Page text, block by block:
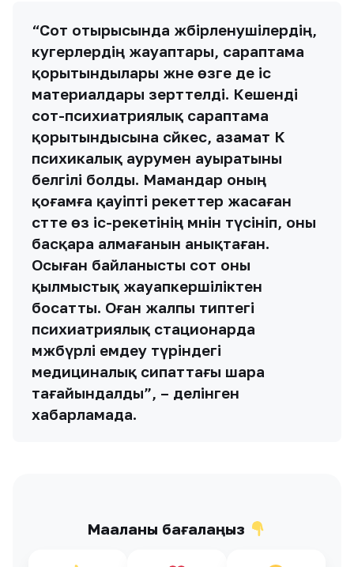
“Сот отырысында жәбірленушілердің,
куәгерлердің жауаптары, сараптама
қорытындылары және өзге де іс
материалдары зерттелді. Кешенді
сот-психиатриялық сараптама
қорытындысына сәйкес, азамат К
психикалық аурумен ауыратыны
белгілі болды. Мамандар оның
қоғамға қауіпті әрекеттер жасаған
сәтте өз іс-әрекетінің мәнін түсініп, оны
басқара алмағанын анықтаған.
Осыған байланысты сот оны
қылмыстық жауапкершіліктен
босатты. Оған жалпы типтегі
психиатриялық стационарда
мәжбүрлі емдеу түріндегі
медициналық сипаттағы шара
тағайындалды”, – делінген
хабарламада.
Мақаланы бағалаңыз